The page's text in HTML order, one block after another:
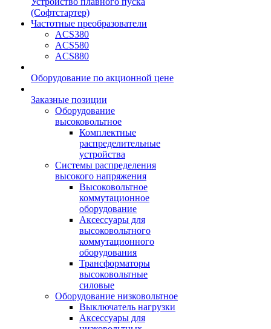
(Софтстартер)
Частотные преобразователи
ACS380
ACS580
ACS880
Оборудование по акционной цене
Заказные позиции
Оборудование
высоковольтное
Комплектные
распределительные
устройства
Системы распределения
высокого напряжения
Высоковольтное
коммутационное
оборудование
Аксессуары для
высоковольтного
коммутационного
оборудования
Трансформаторы
высоковольтные
силовые
Оборудование низковольтное
Выключатель нагрузки
Аксессуары для